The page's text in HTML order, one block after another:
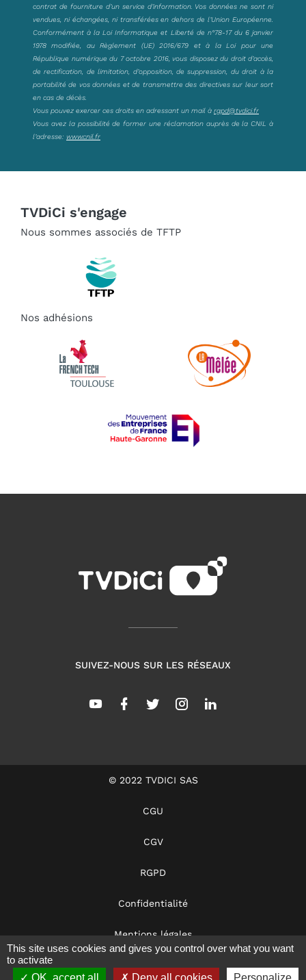
contrat de fourniture d’un service d’information. Vos données ne sont ni
vendues, ni échangées, ni transférées en dehors de l’Union Européenne.
Conformément à la Loi Informatique et Liberté de n°78-17 du 6 janvier
1978 modifiée, au Règlement (UE) 2016/679 et à la Loi pour une
République numérique du 7 octobre 2016, vous disposez du droit d’accès,
de rectification, de limitation, d’opposition, de suppression, du droit à la
portabilité de vos données et de transmettre des directives sur leur sort
en cas de décès.
Vous pouvez exercer ces droits en adressant un mail à rgpd@tvdici.fr
Vous avez la possibilité de former une réclamation auprès de la CNIL à
l’adresse: www.cnil.fr
TVDiCi s'engage
Nous sommes associés de TFTP
Nos adhésions
SUIVEZ-NOUS SUR LES RÉSEAUX
© 2022 TVDICI SAS
CGU
CGV
RGPD
Confidentialité
Mentions légales
This site uses cookies and gives you control over what you want
to activate
OK, accept all
Deny all cookies Personalize